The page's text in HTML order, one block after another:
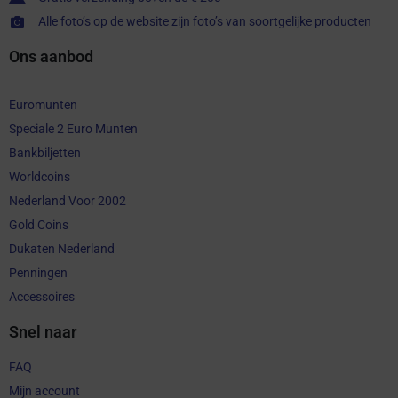
Alle foto’s op de website zijn foto’s van soortgelijke producten
Ons aanbod
Euromunten
Speciale 2 Euro Munten
Bankbiljetten
Worldcoins
Nederland Voor 2002
Gold Coins
Dukaten Nederland
Penningen
Accessoires
Snel naar
FAQ
Mijn account